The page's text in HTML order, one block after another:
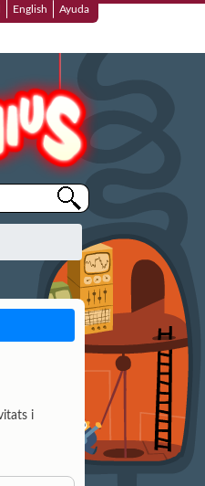
English Ayuda
i